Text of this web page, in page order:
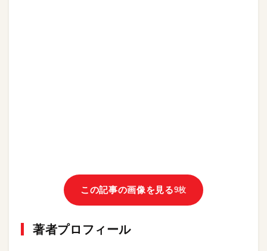
この記事の画像を見る9枚
著者プロフィール